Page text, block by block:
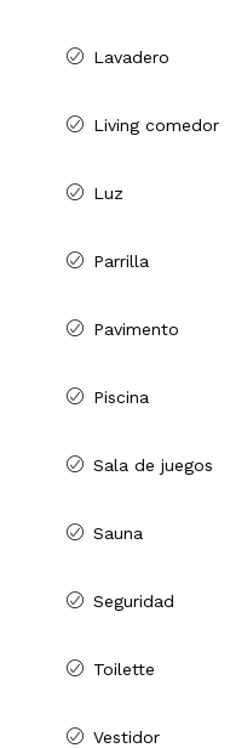
Lavadero
Living comedor
Luz
Parrilla
Pavimento
Piscina
Sala de juegos
Sauna
Seguridad
Toilette
Vestidor